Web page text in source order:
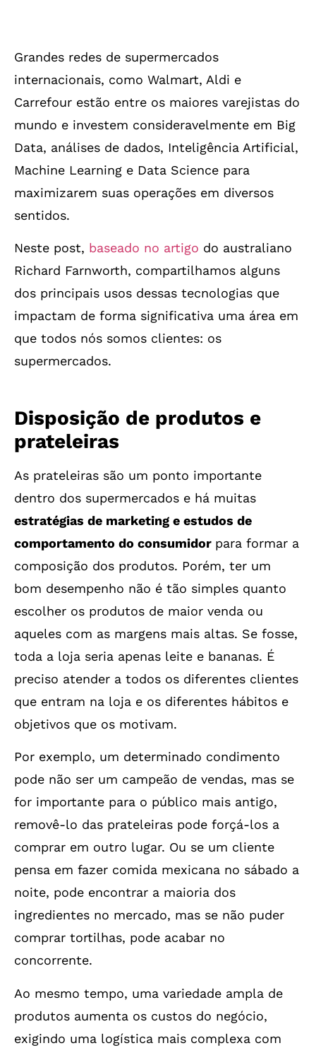
Grandes redes de supermercados
internacionais, como Walmart, Aldi e
Carrefour estão entre os maiores varejistas do
mundo e investem consideravelmente em Big
Data, análises de dados, Inteligência Artificial,
Machine Learning e Data Science para
maximizarem suas operações em diversos
sentidos.
Neste post, baseado no artigo do australiano
Richard Farnworth, compartilhamos alguns
dos principais usos dessas tecnologias que
impactam de forma significativa uma área em
que todos nós somos clientes: os
supermercados.
Disposição de produtos e
prateleiras
As prateleiras são um ponto importante
dentro dos supermercados e há muitas
estratégias de marketing e estudos de
comportamento do consumidor para formar a
composição dos produtos. Porém, ter um
bom desempenho não é tão simples quanto
escolher os produtos de maior venda ou
aqueles com as margens mais altas. Se fosse,
toda a loja seria apenas leite e bananas. É
preciso atender a todos os diferentes clientes
que entram na loja e os diferentes hábitos e
objetivos que os motivam.
Por exemplo, um determinado condimento
pode não ser um campeão de vendas, mas se
for importante para o público mais antigo,
removê-lo das prateleiras pode forçá-los a
comprar em outro lugar. Ou se um cliente
pensa em fazer comida mexicana no sábado a
noite, pode encontrar a maioria dos
ingredientes no mercado, mas se não puder
comprar tortilhas, pode acabar no
concorrente.
Ao mesmo tempo, uma variedade ampla de
produtos aumenta os custos do negócio,
exigindo uma logística mais complexa com